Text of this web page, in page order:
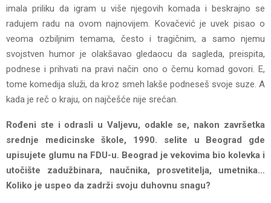
imala priliku da igram u više njegovih komada i beskrajno se
radujem radu na ovom najnovijem. Kovačević je uvek pisao o
veoma ozbiljnim temama, često i tragičnim, a samo njemu
svojstven humor je olakšavao gledaocu da sagleda, preispita,
podnese i prihvati na pravi način ono o čemu komad govori. E,
tome komedija služi, da kroz smeh lakše podneseš svoje suze. A
kada je reč o kraju, on najčešće nije srećan.
Rođeni ste i odrasli u Valjevu, odakle se, nakon završetka
srednje medicinske škole, 1990. selite u Beograd gde
upisujete glumu na FDU-u. Beograd je vekovima bio kolevka i
utočište zadužbinara, naučnika, prosvetitelja, umetnika…
Koliko je uspeo da zadrži svoju duhovnu snagu?